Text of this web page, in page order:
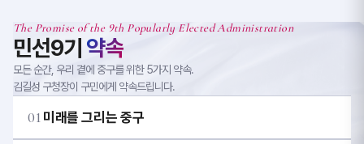
The Promise of the 9th Popularly Elected Administration
민선9기 약속
모든 순간, 우리 곁에 중구를 위한 5가지 약속.
김길성 구청장이 구민에게 약속드립니다.
01 미래를 그리는 중구